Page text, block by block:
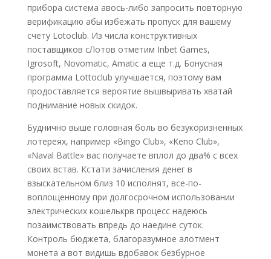
прибора система авось-либо запросить повторную
верификацию абы избежать пропуск для вашему
счету Lotoclub. Из числа конструктивных
поставщиков сЛотов отметим Inbet Games,
Igrosoft, Novomatic, Amatic а еще т.д. Бонусная
программа Lottoclub улучшается, поэтому вам
продоставляется вероятие вышвыривать хватай
поднимание новых скидок.
Буднично выше головная боль во безукоризненных
лотереях, например «Bingo Club», «Keno Club»,
«Naval Battle» вас получаете вплол до два% с всех
своих встав. Кстати зачисления денег в
взыскательном близ 10 исполнят, все-по-
воплощенному при долгосрочном использовании
электрических кошелькрв процесс надеюсь
позаимствовать впредь до наедине суток.
Контроль бюджета, благоразумное алотмент
монета а вот видишь вдобавок безбурное